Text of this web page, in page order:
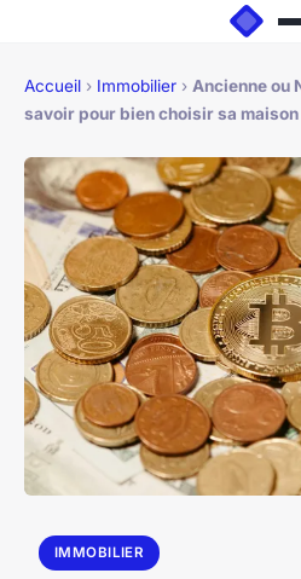
Accueil › Immobilier › Ancienne ou
savoir pour bien choisir sa maison
IMMOBILIER